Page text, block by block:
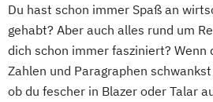
Du hast schon immer Spaß an
gehabt? Aber auch alles rund um
dich schon immer fasziniert? Wenn
Zahlen und Paragraphen
ob du fescher in Blazer oder Talar